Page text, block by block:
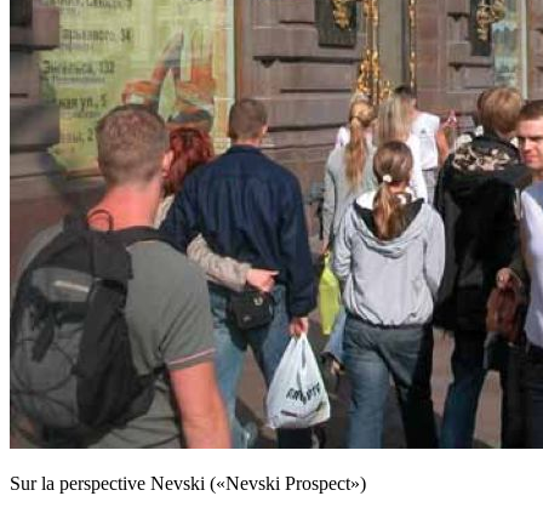
Sur la perspective Nevski («Nevski Prospect»)